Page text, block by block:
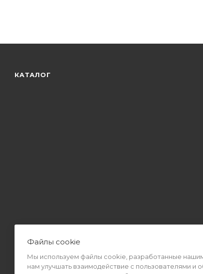
КАТАЛОГ
2026 © Интернет-магазин MiMall® • Не является
Файлы cookie
Мы используем файлы cookie, разработанные
нам улучшать взаимодействие с пользователями